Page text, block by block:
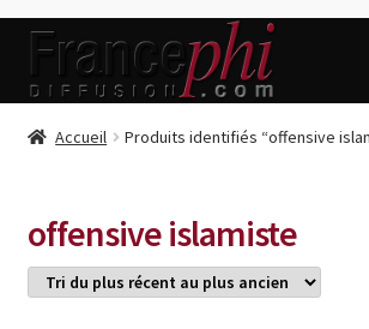
Aller
la
Aller
contenu
Accueil
Conditions de Vente
Accueil Produits identifiés “offensive
offensive islamiste